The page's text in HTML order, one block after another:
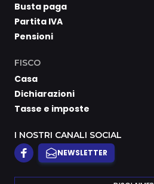
Busta paga
Partita IVA
Pensioni
FISCO
Casa
Dichiarazioni
Tasse e imposte
I NOSTRI CANALI SOCIAL
NEWSLETTER